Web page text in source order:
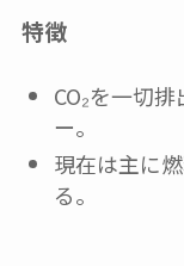
特徴
CO₂を一切
ー。
現在は主に
る。